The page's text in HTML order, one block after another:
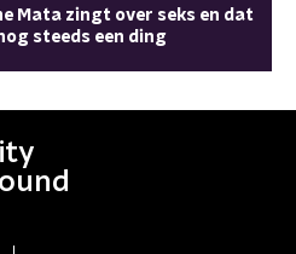
Mata zingt over seks en dat
steeds een ding